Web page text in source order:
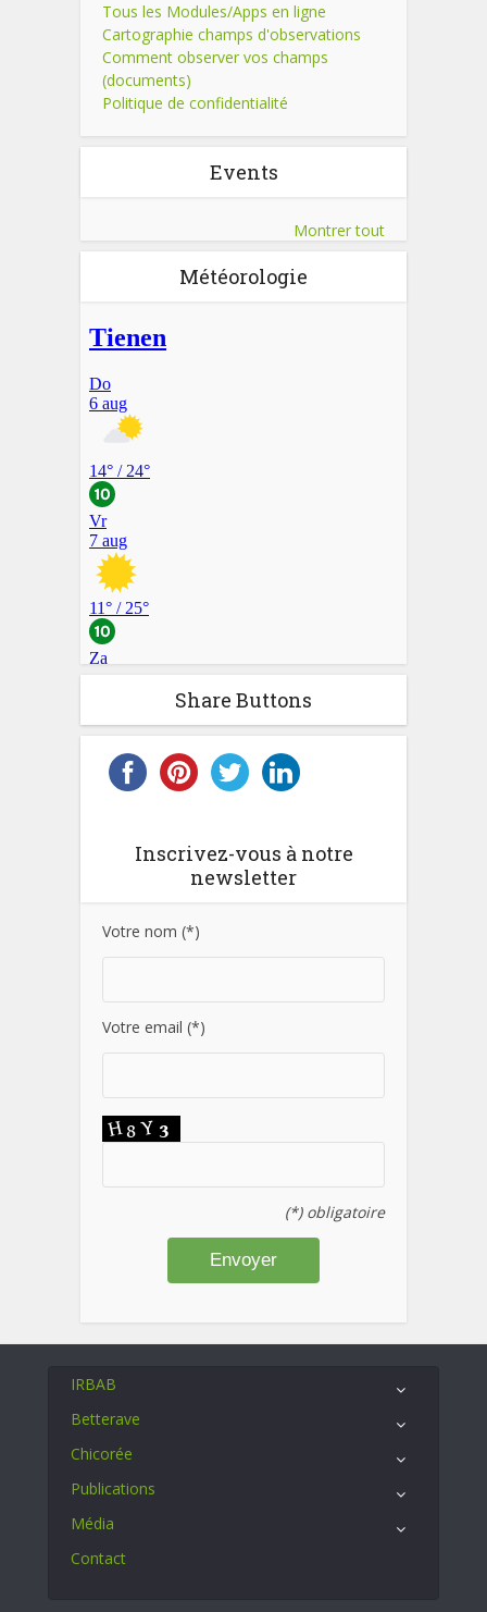
Tous les Modules/Apps en ligne
Cartographie champs d'observations
Comment observer vos champs
(documents)
Politique de confidentialité
Events
Montrer tout
Météorologie
Share Buttons
Inscrivez-vous à notre
newsletter
Votre nom (*)
Votre email (*)
(*) obligatoire
IRBAB
Betterave
Chicorée
Publications
Média
Contact